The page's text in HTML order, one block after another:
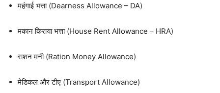
महंगाई भत्ता (Dearness Allowance – DA)
मकान किराया भत्ता (House Rent Allowance – HRA)
राशन मनी (Ration Money Allowance)
मेडिकल और टीए (Transport Allowance)